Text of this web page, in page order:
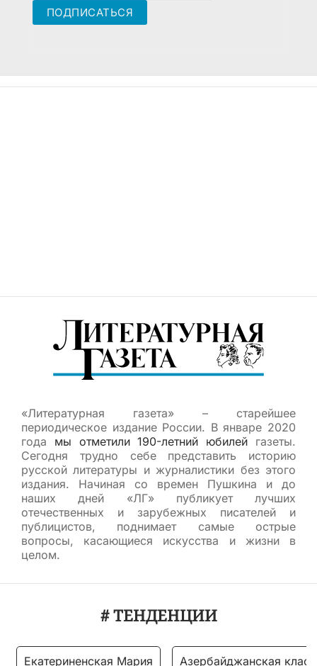
«Литературная газета» – старейшее
периодическое издание России. В январе 2020
года мы отметили 190-летний юбилей газеты.
Сегодня трудно себе представить историю
русской литературы и журналистики без этого
издания. Начиная со времен Пушкина и до
наших дней «ЛГ» публикует лучших
отечественных и зарубежных писателей и
публицистов, поднимает самые острые
вопросы, касающиеся искусства и жизни в
целом.
# ТЕНДЕНЦИИ
Екатериненская Мария Азербайджанская